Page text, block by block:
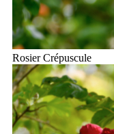
Rosier Crépuscule